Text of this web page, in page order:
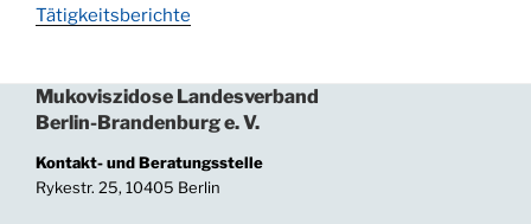
Tätigkeitsberichte
Mukoviszidose Landesverband
Berlin-Brandenburg e. V.
Kontakt- und Beratungsstelle
Rykestr. 25, 10405 Berlin